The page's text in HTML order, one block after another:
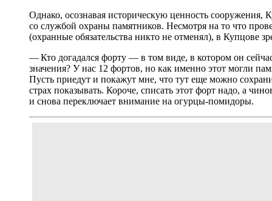
Однако, осознавая историческую ценность сооружения,
со службой охраны памятников. Несмотря на то что
(охранные обязательства никто не отменял), в Купцове
— Кто догадался форту — в том виде, в котором он
значения? У нас 12 фортов, но как именно этот могли
Пусть приедут и покажут мне, что тут еще можно
страх показывать. Короче, списать этот форт надо, а
и снова переключает внимание на огурцы-помидоры.